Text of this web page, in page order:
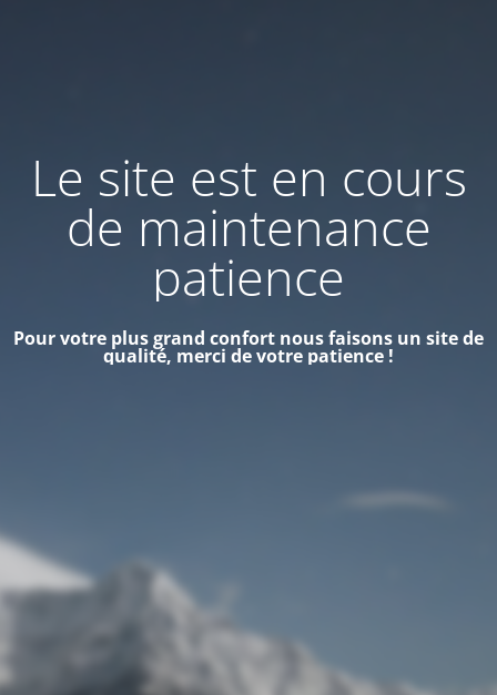
Le site est en cours
de maintenance
patience
Pour votre plus grand confort nous faisons un site de
qualité, merci de votre patience !